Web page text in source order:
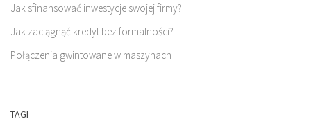
Jak sfinansować inwestycje swojej firmy?
Jak zaciągnąć kredyt bez formalności?
Połączenia gwintowane w maszynach
TAGI